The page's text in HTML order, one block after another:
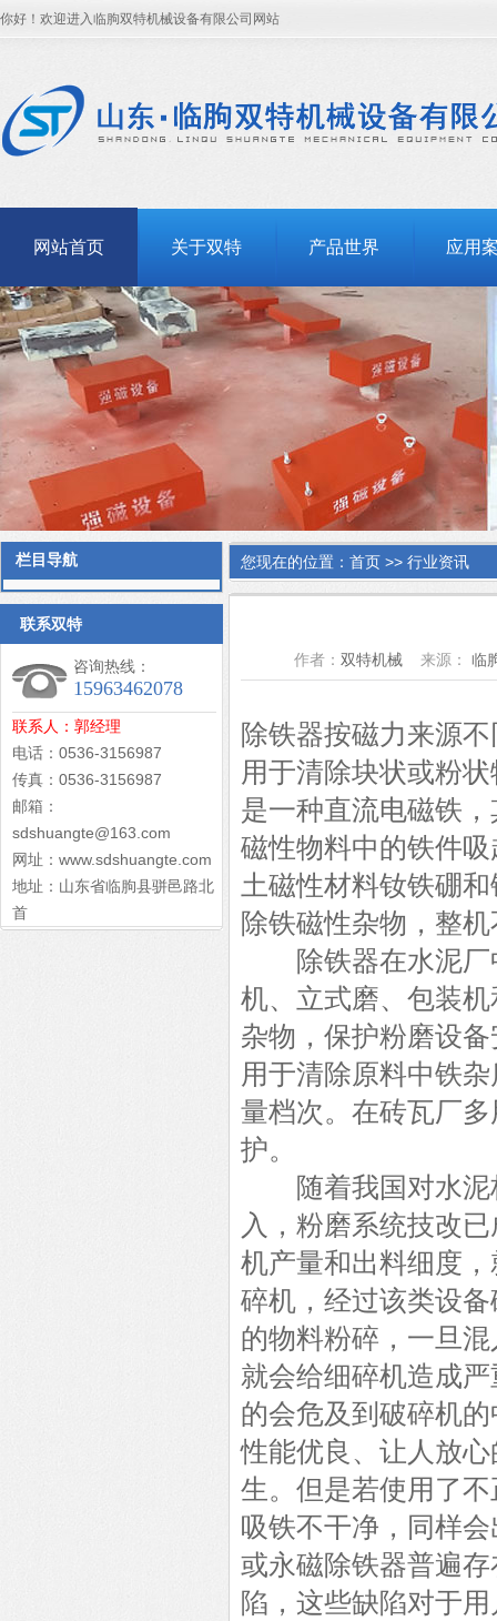
你好！欢迎进入临朐双特机械设备有限公司网站
网站首页 关于双特 产品世界 应用
栏目导航
联系双特
咨询热线：
15963462078
联系人：郭经理
电话：0536-3156987
传真：0536-3156987
邮箱：
sdshuangte@163.com
网址：www.sdshuangte.com
地址：山东省临朐县骈邑路北
首
您现在的位置： 首页 >> 行业资讯
作者： 双特机械 来源： 临
除铁器按磁力来源
用于清除块状或粉
是一种直流电磁铁
磁性物料中的铁件
土磁性材料钕铁硼
除铁磁性杂物，整
除铁器在水泥厂
机、立式磨、包装
杂物，保护粉磨设
用于清除原料中铁
量档次。在砖瓦厂
护。
随着我国对水泥
入，粉磨系统技改
机产量和出料细度
碎机，经过该类设
的物料粉碎，一旦
就会给细碎机造成
的会危及到破碎机
性能优良、让人放
生。但是若使用了
吸铁不干净，同样
或永磁除铁器普遍
陷，这些缺陷对于